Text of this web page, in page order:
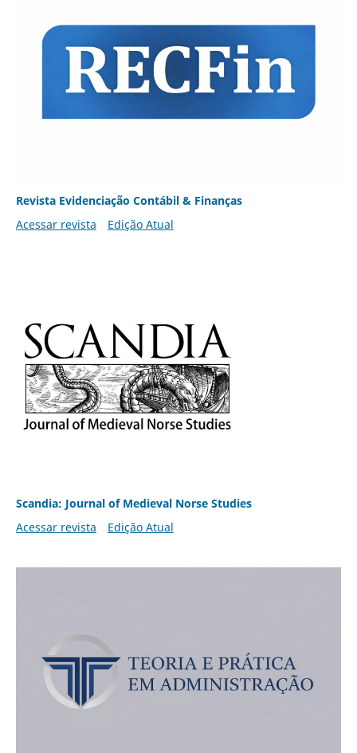
Revista Evidenciação Contábil & Finanças
Acessar revista
Edição Atual
Scandia: Journal of Medieval Norse Studies
Acessar revista
Edição Atual